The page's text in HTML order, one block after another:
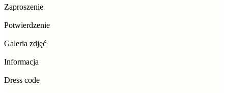
Zaproszenie
Potwierdzenie
Galeria zdjęć
Informacja
Dress code